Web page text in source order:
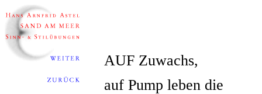
AUF Zuwachs,
auf Pump leben die